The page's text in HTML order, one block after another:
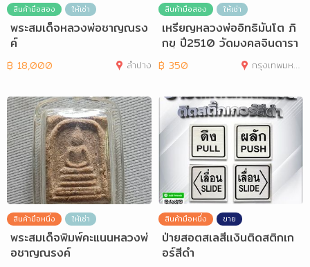
สินค้ามือสอง ให้เช่า
พระสมเด็จหลวงพ่อชาญณรง
ค์
฿ 18,000 ลำปาง
สินค้ามือสอง ให้เช่า
เหรียญหลวงพ่ออิทธิมันโต ภิ
กขุ ปี2510 วัดมงคลจินดารา
มไร่ขิง
฿ 350 กรุงเทพมหานคร
สินค้ามือหนึ่ง ให้เช่า
พระสมเด็จพิมพ์คะแนนหลวงพ่
อชาญณรงค์
สินค้ามือหนึ่ง ขาย
ป่ายสอตสเลสีเเงินติดสติกเก
อร์สีดำ